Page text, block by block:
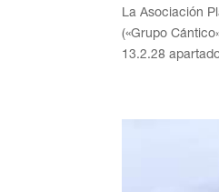
La Asociación
(«Grupo
13.2.28